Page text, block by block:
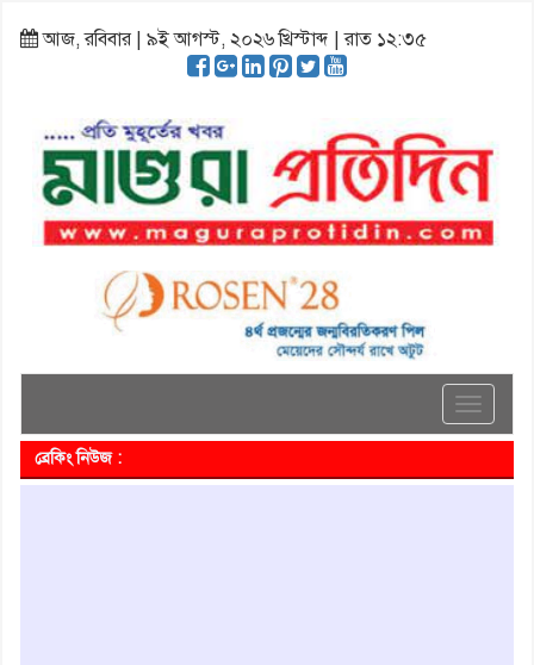
আজ, রবিবার | ৯ই আগস্ট, ২০২৬ খ্রিস্টাব্দ | রাত ১২:৩৫
Toggle
ব্রেকিং নিউজ :